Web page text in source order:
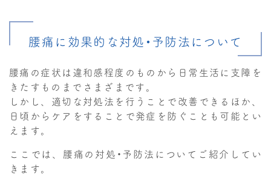
腰痛に効果的な対処・予防法について
腰痛の症状は違和感程度のものから日常生活に支障を
きたすものまでさまざまです。
しかし、適切な対処法を行うことで改善できるほか、
日頃からケアをすることで発症を防ぐことも可能とい
えます。
ここでは、腰痛の対処・予防法についてご紹介してい
きます。